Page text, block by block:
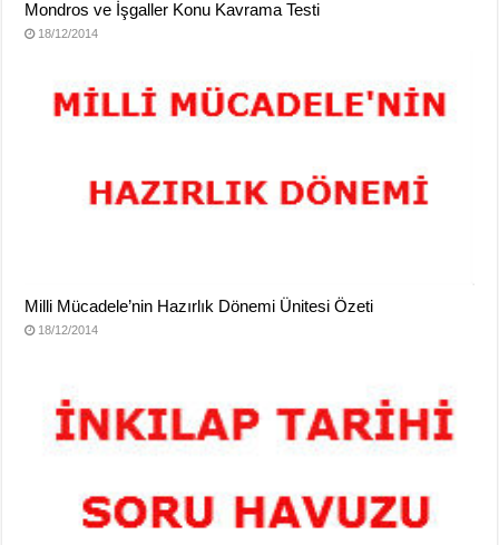
Mondros ve İşgaller Konu Kavrama Testi
18/12/2014
Milli Mücadele’nin Hazırlık Dönemi Ünitesi Özeti
18/12/2014